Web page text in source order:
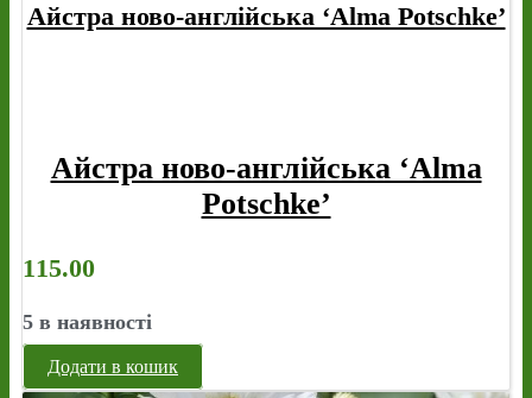
Айстра ново-англійська ‘Alma Potschke’
Айстра ново-англійська ‘Alma
Potschke’
115.00
5 в наявності
Додати в кошик